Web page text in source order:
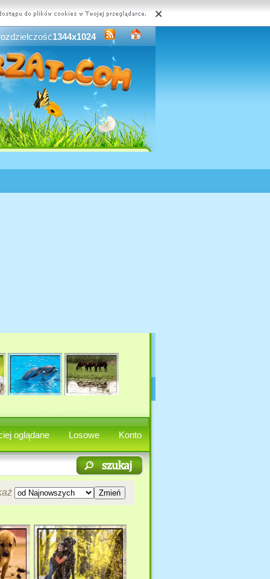
1344x1024
oglądane Losowe Konto